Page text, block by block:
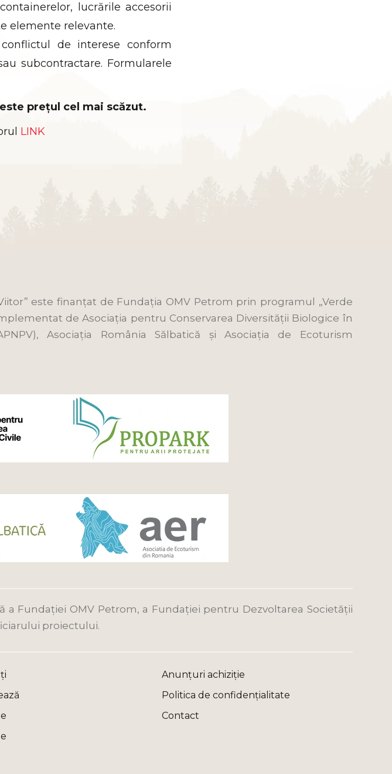
lucrările accesorii
elemente relevante.
de interese conform
subcontractare. Formularele
prețul cel mai scăzut.
LINK
este finanțat de Fundația OMV Petrom prin programul „Verde
de Asociația pentru Conservarea Diversității Biologice în
Asociația România Sălbatică și Asociația de Ecoturism
Fundației OMV Petrom, a Fundației pentru Dezvoltarea Societății
proiectului.
Anunțuri achiziție
Politica de confidențialitate
Contact